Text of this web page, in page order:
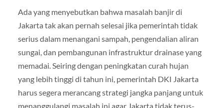
Ada yang menyebutkan bahwa masalah banjir di
Jakarta tak akan pernah selesai jika pemerintah tidak
serius dalam menangani sampah, pengendalian aliran
sungai, dan pembangunan infrastruktur drainase yang
memadai. Seiring dengan peningkatan curah hujan
yang lebih tinggi di tahun ini, pemerintah DKI Jakarta
harus segera merancang strategi jangka panjang untuk
menanggulangi masalah ini agar Jakarta tidak terus-